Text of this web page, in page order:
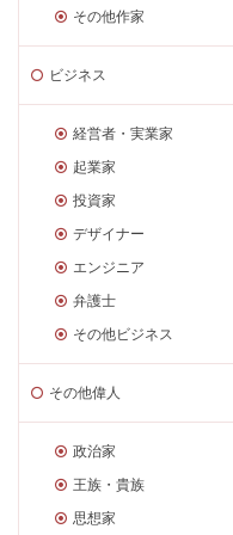
その他作家
ビジネス
経営者・実業家
起業家
投資家
デザイナー
エンジニア
弁護士
その他ビジネス
その他偉人
政治家
王族・貴族
思想家